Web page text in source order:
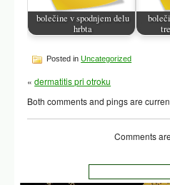
bolečine v spodnjem delu
hrbta
Posted inUncategorized
«dermatitis pri otroku
Both comments and pings are
Comments